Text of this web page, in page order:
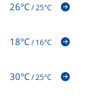
26°C/25°C
18°C/16°C
30°C/25°C